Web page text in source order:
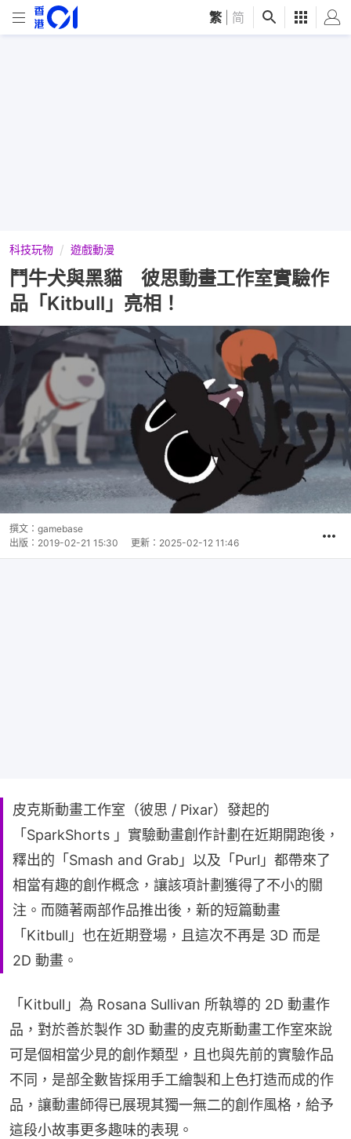
繁 简
科技玩物 遊戲動漫
鬥牛犬與黑貓 彼思動畫工作室實驗作
品「Kitbull」亮相！
撰文： gamebase
出版： 2019-02-21 15:30 更新： 2025-02-12 11:46
皮克斯動畫工作室（彼思 / Pixar）發起的
「SparkShorts 」實驗動畫創作計劃在近期開跑後，
釋出的「Smash and Grab」以及「Purl」都帶來了
相當有趣的創作概念，讓該項計劃獲得了不小的關
注。而隨著兩部作品推出後，新的短篇動畫
「Kitbull」也在近期登場，且這次不再是 3D 而是
2D 動畫。
「Kitbull」為 Rosana Sullivan 所執導的 2D 動畫作
品，對於善於製作 3D 動畫的皮克斯動畫工作室來說
可是個相當少見的創作類型，且也與先前的實驗作品
不同，是部全數皆採用手工繪製和上色打造而成的作
品，讓動畫師得已展現其獨一無二的創作風格，給予
這段小故事更多趣味的表現。